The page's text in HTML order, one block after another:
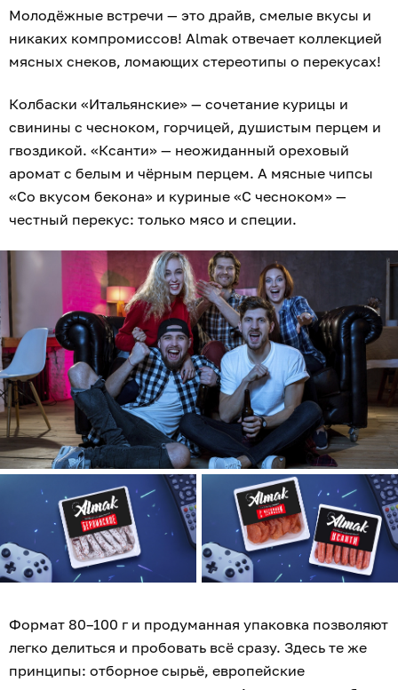
Молодёжные встречи — это драйв, смелые вкусы и
никаких компромиссов! Almak отвечает коллекцией
мясных снеков, ломающих стереотипы о перекусах!
Колбаски «Итальянские» — сочетание курицы и
свинины с чесноком, горчицей, душистым перцем и
гвоздикой. «Ксанти» — неожиданный ореховый
аромат с белым и чёрным перцем. А мясные чипсы
«Со вкусом бекона» и куриные «С чесноком» —
честный перекус: только мясо и специи.
Формат 80–100 г и продуманная упаковка позволяют
легко делиться и пробовать всё сразу. Здесь те же
принципы: отборное сырьё, европейские